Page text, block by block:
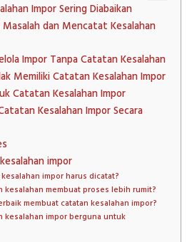
Impor Sering Diabaikan
dan Mencatat Kesalahan
Impor Tanpa Catatan Kesalahan
Memiliki Catatan Kesalahan Impor
Catatan Kesalahan Impor
Kesalahan Impor Secara
impor
impor harus dicatat?
kesalahan membuat proses lebih rumit?
membuat catatan kesalahan impor?
kesalahan impor berguna untuk